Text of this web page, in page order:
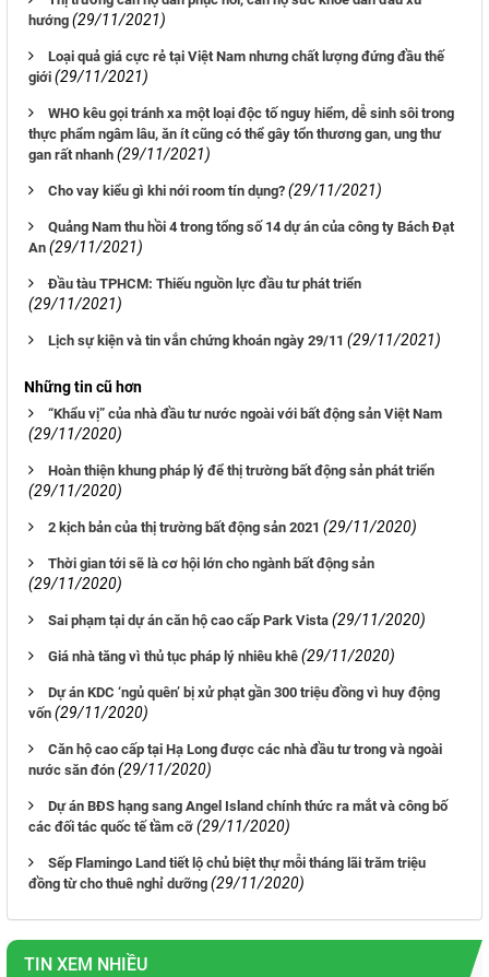
hướng (29/11/2021)
Loại quả giá cực rẻ tại Việt Nam nhưng chất lượng đứng đầu thế
giới (29/11/2021)
WHO kêu gọi tránh xa một loại độc tố nguy hiểm, dễ sinh sôi trong
thực phẩm ngâm lâu, ăn ít cũng có thể gây tổn thương gan, ung thư
gan rất nhanh (29/11/2021)
Cho vay kiểu gì khi nới room tín dụng? (29/11/2021)
Quảng Nam thu hồi 4 trong tổng số 14 dự án của công ty Bách Đạt
An (29/11/2021)
Ðầu tàu TPHCM: Thiếu nguồn lực đầu tư phát triển
(29/11/2021)
Lịch sự kiện và tin vắn chứng khoán ngày 29/11 (29/11/2021)
Những tin cũ hơn
“Khẩu vị” của nhà đầu tư nước ngoài với bất động sản Việt Nam
(29/11/2020)
Hoàn thiện khung pháp lý để thị trường bất động sản phát triển
(29/11/2020)
2 kịch bản của thị trường bất động sản 2021 (29/11/2020)
Thời gian tới sẽ là cơ hội lớn cho ngành bất động sản
(29/11/2020)
Sai phạm tại dự án căn hộ cao cấp Park Vista (29/11/2020)
Giá nhà tăng vì thủ tục pháp lý nhiêu khê (29/11/2020)
Dự án KDC ‘ngủ quên’ bị xử phạt gần 300 triệu đồng vì huy động
vốn (29/11/2020)
Căn hộ cao cấp tại Hạ Long được các nhà đầu tư trong và ngoài
nước săn đón (29/11/2020)
Dự án BĐS hạng sang Angel Island chính thức ra mắt và công bố
các đối tác quốc tế tầm cỡ (29/11/2020)
Sếp Flamingo Land tiết lộ chủ biệt thự mỗi tháng lãi trăm triệu
đồng từ cho thuê nghỉ dưỡng (29/11/2020)
TIN XEM NHIỀU